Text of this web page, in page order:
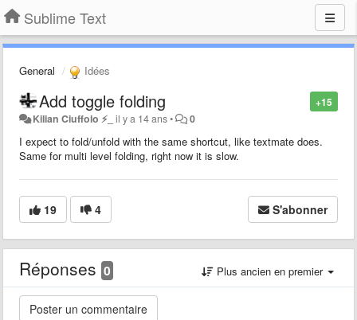
Sublime Text
General Idées
+15
Add toggle folding
Kilian Ciuffolo ⚡_ il y a 14 ans• 0
I expect to fold/unfold with the same shortcut, like textmate does.
Same for multi level folding, right now it is slow.
19 4 S'abonner
Réponses 0 Plus ancien en premier